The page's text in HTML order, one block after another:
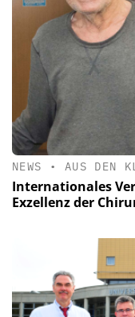
NEWS • AUS DEN
Internationales
Exzellenz der